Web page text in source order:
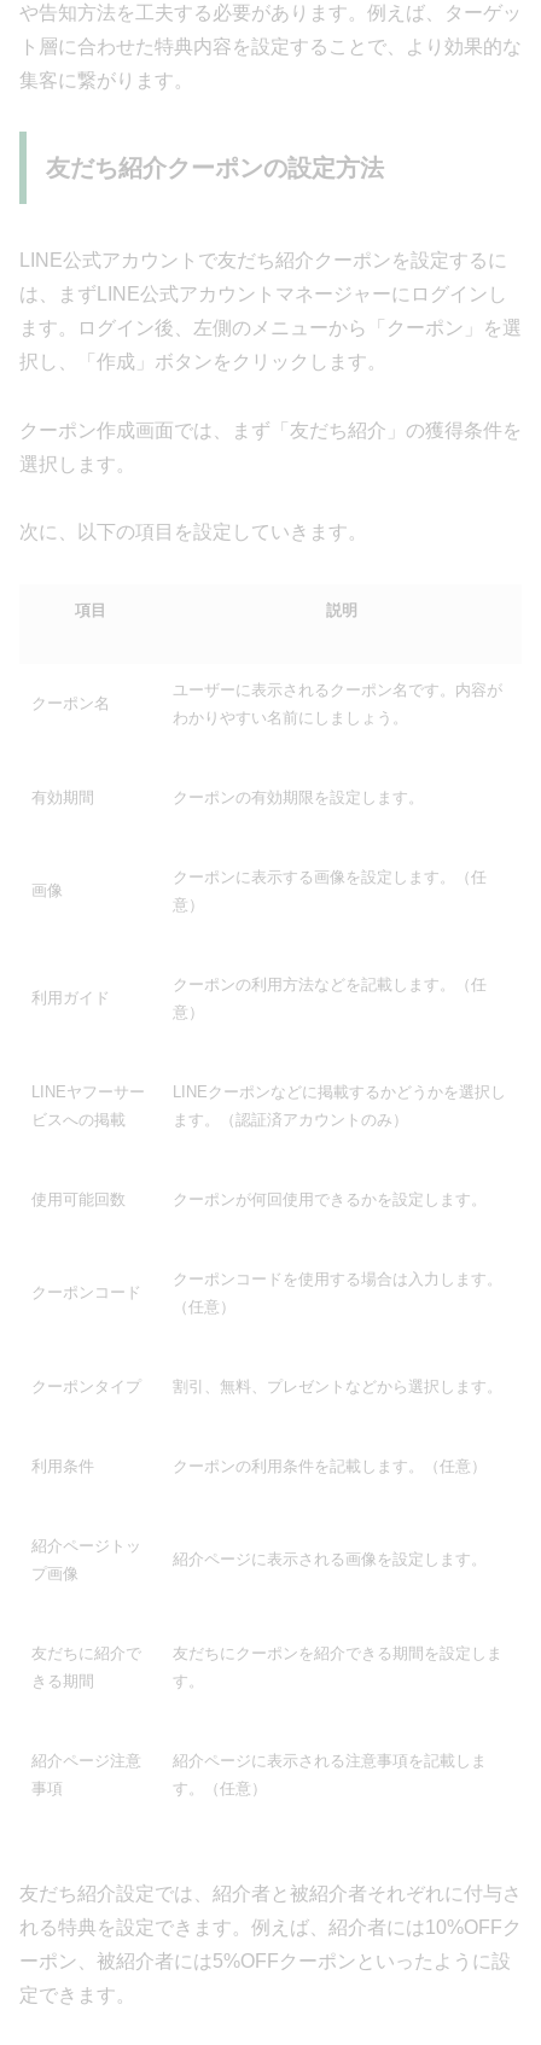
や告知方法を工夫する必要があります。例えば、ターゲッ
ト層に合わせた特典内容を設定することで、より効果的な
集客に繋がります。
友だち紹介クーポンの設定方法
LINE公式アカウントで友だち紹介クーポンを設定するに
は、まずLINE公式アカウントマネージャーにログインし
ます。ログイン後、左側のメニューから「クーポン」を選
択し、「作成」ボタンをクリックします。
クーポン作成画面では、まず「友だち紹介」の獲得条件を
選択します。
次に、以下の項目を設定していきます。
項目 説明
クーポン名
ユーザーに表示されるクーポン名です。内容が
わかりやすい名前にしましょう。
有効期間 クーポンの有効期限を設定します。
画像
クーポンに表示する画像を設定します。（任
意）
利用ガイド
クーポンの利用方法などを記載します。（任
意）
LINEヤフーサー
ビスへの掲載
LINEクーポンなどに掲載するかどうかを選択し
ます。（認証済アカウントのみ）
使用可能回数 クーポンが何回使用できるかを設定します。
クーポンコード
クーポンコードを使用する場合は入力します。
（任意）
クーポンタイプ 割引、無料、プレゼントなどから選択します。
利用条件 クーポンの利用条件を記載します。（任意）
紹介ページトッ
プ画像
紹介ページに表示される画像を設定します。
友だちに紹介で
きる期間
友だちにクーポンを紹介できる期間を設定しま
す。
紹介ページ注意
事項
紹介ページに表示される注意事項を記載しま
す。（任意）
友だち紹介設定では、紹介者と被紹介者それぞれに付与さ
れる特典を設定できます。例えば、紹介者には10%OFFク
ーポン、被紹介者には5%OFFクーポンといったように設
定できます。